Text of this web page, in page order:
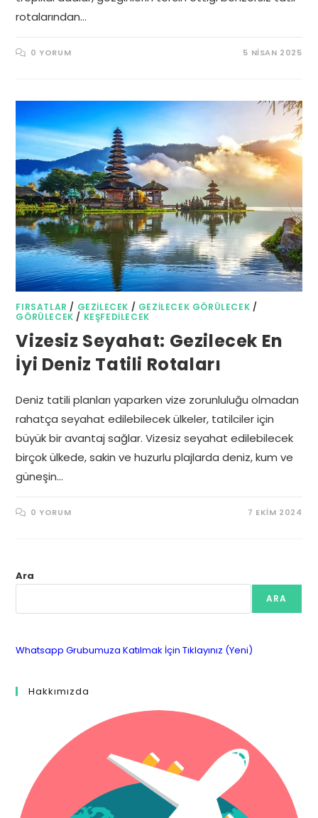
rotalarından…
0 YORUM 5 NISAN 2025
FIRSATLAR / GEZILECEK / GEZILECEK GÖRÜLECEK /
GÖRÜLECEK / KEŞFEDILECEK
Vizesiz Seyahat: Gezilecek En
İyi Deniz Tatili Rotaları
Deniz tatili planları yaparken vize zorunluluğu olmadan
rahatça seyahat edilebilecek ülkeler, tatilciler için
büyük bir avantaj sağlar. Vizesiz seyahat edilebilecek
birçok ülkede, sakin ve huzurlu plajlarda deniz, kum ve
güneşin…
0 YORUM 7 EKIM 2024
Ara
ARA
Whatsapp Grubumuza Katılmak İçin Tıklayınız (Yeni)
Hakkımızda